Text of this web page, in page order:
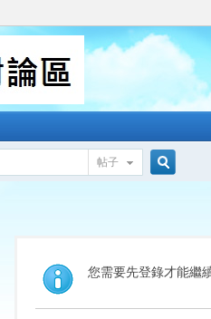
帖子
索
您需要先登錄才能繼